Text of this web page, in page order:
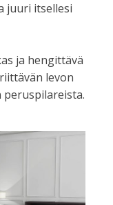
juuri itsellesi
ja hengittävä
levon
peruspilareista.